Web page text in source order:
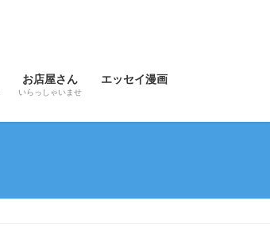
お店屋さん
いらっしゃいませ
エッセイ漫画